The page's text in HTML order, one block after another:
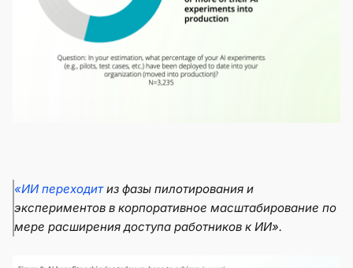
«ИИ переходитиз фазы пилотирования и
экспериментов в корпоративное масштабирование по
мере расширения доступа работников к ИИ».